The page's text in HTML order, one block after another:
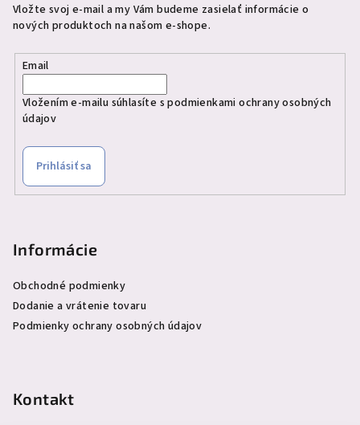
Vložte svoj e-mail a my Vám budeme zasielať informácie o
nových produktoch na našom e-shope.
Email
Vložením e-mailu súhlasíte spodmienkami ochrany osobných
údajov
Prihlásiť sa
Informácie
Obchodné podmienky
Dodanie a vrátenie tovaru
Podmienky ochrany osobných údajov
Kontakt